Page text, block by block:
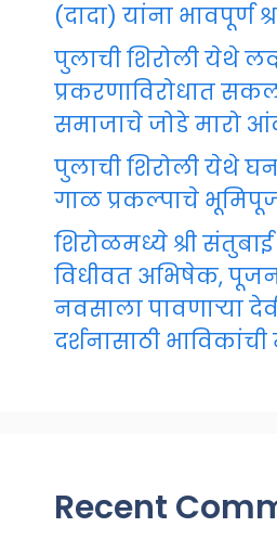
(दादा) यांना भावपूर्ण
पुलाची शिरोली येथे
प्रकरणाविरोधात
समाजाचे जोडे मारो
पुलाची शिरोली येथे
गाळ प्रकल्पाचे
शिरोळमध्ये श्री संतुबाई
विधीवत अभिषेक,
नवसाला पावणाऱ्या
दर्शनासाठी भाविकांची
Recent